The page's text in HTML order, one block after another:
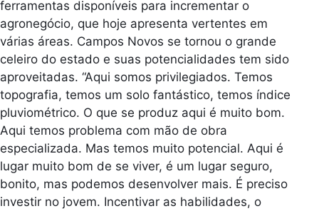
ferramentas disponíveis para incrementar o
agronegócio, que hoje apresenta vertentes em
várias áreas. Campos Novos se tornou o grande
celeiro do estado e suas potencialidades tem sido
aproveitadas. “Aqui somos privilegiados. Temos
topografia, temos um solo fantástico, temos índice
pluviométrico. O que se produz aqui é muito bom.
Aqui temos problema com mão de obra
especializada. Mas temos muito potencial. Aqui é
lugar muito bom de se viver, é um lugar seguro,
bonito, mas podemos desenvolver mais. É preciso
investir no jovem. Incentivar as habilidades, o